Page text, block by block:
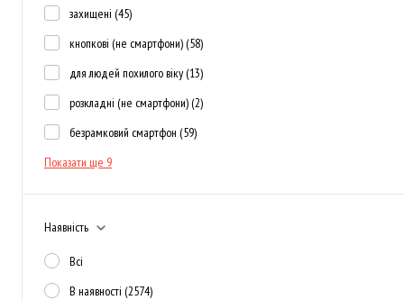
захищені (45)
кнопкові (не смартфони) (58)
для людей похилого віку (13)
розкладні (не смартфони) (2)
безрамковий смартфон (59)
Показати ще 9
Наявність
Всі
В наявності (2574)